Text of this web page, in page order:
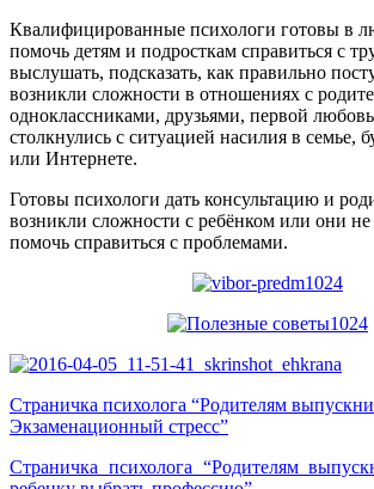
Квалифицированные психологи готовы в
помочь детям и подросткам справиться с
выслушать, подсказать, как правильно
возникли сложности в отношениях с
одноклассниками, друзьями, первой
столкнулись с ситуацией насилия в семье,
или Интернете.
Готовы психологи дать консультацию и
возникли сложности с ребёнком или они
помочь справиться с проблемами.
Страничка психолога “Родителям
Экзаменационный стресс”
Страничка психолога “Родителям